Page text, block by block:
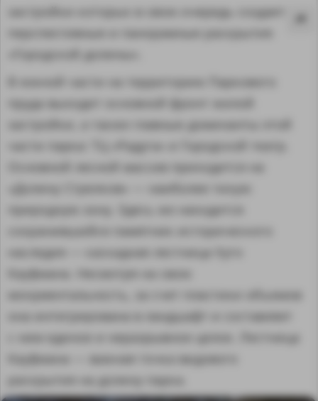
застройки которых в свою очередь создает
«Городской долины».
В южной части на территорию Паркового
пруда выходит основной фронт жилой
части парка: ТЦ «Радуга» и Городской театр.
Основной лесной массив приходится на
природную зону. Здесь же находится
наследия — каскадная лестница Хуго
она интегрирована в ландшафт и составляет
с ним единое и неразрывное целое. Лестница
Кауфмана — важная точка видового
раскрытия на долину парка.